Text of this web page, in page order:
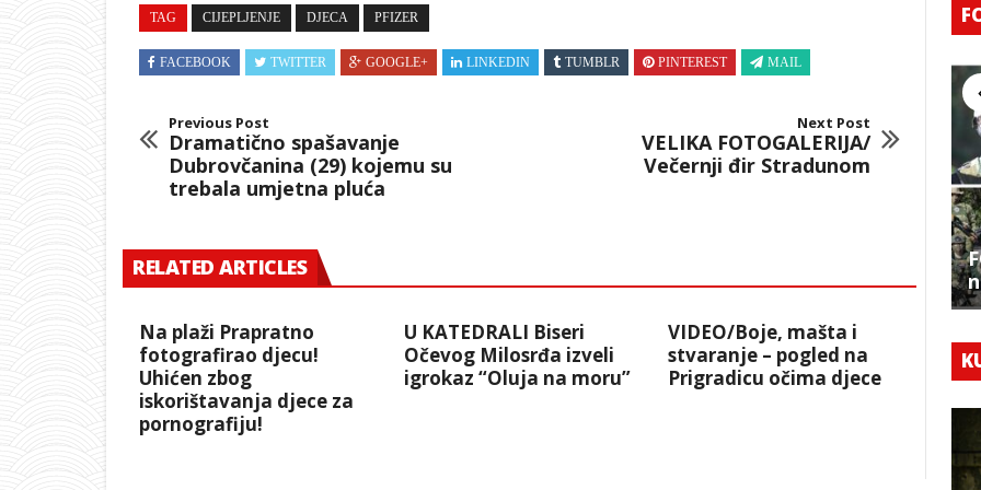
TAG CIJEPLJENJE DJECA PFIZER
FACEBOOK TWITTER GOOGLE+ LINKEDIN TUMBLR PINTEREST MAIL
Previous Post
Dramatično spašavanje
Dubrovčanina (29) kojemu su
trebala umjetna pluća
Next Post
VELIKA FOTOGALERIJA/
Večernji đir Stradunom
RELATED ARTICLES
Na plaži Prapratno
fotografirao djecu!
Uhićen zbog
iskorištavanja djece za
pornografiju!
U KATEDRALI Biseri
Očevog Milosrđa izveli
igrokaz “Oluja na moru”
VIDEO/Boje, mašta i
stvaranje – pogled na
Prigradicu očima djece